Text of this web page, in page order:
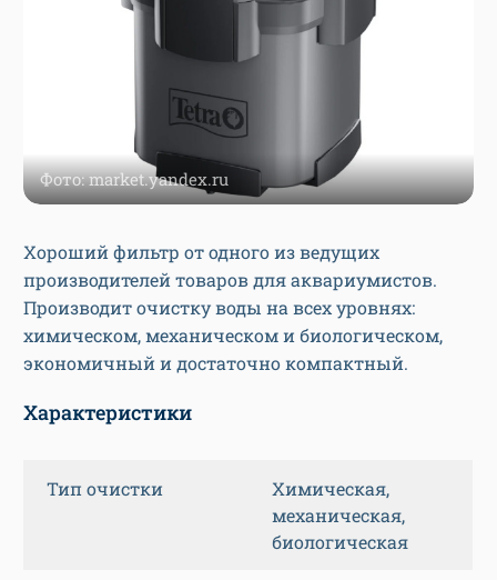
Фото: market.yandex.ru
Хороший фильтр от одного из ведущих
производителей товаров для аквариумистов.
Производит очистку воды на всех уровнях:
химическом, механическом и биологическом,
экономичный и достаточно компактный.
Характеристики
Тип очистки
Химическая,
механическая,
биологическая